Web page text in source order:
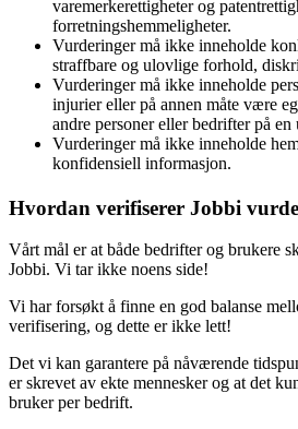
varemerkerettigheter og
forretningshemmeligheter.
Vurderinger må ikke inneholde
straffbare og ulovlige forhold,
Vurderinger må ikke inneholde
injurier eller på annen måte være
andre personer eller bedrifter på en
Vurderinger må ikke inneholde
konfidensiell informasjon.
Hvordan verifiserer Jobbi
Vårt mål er at både bedrifter og brukere
Jobbi. Vi tar ikke noens side!
Vi har forsøkt å finne en god balanse
verifisering, og dette er ikke lett!
Det vi kan garantere på nåværende
er skrevet av ekte mennesker og at det
bruker per bedrift.